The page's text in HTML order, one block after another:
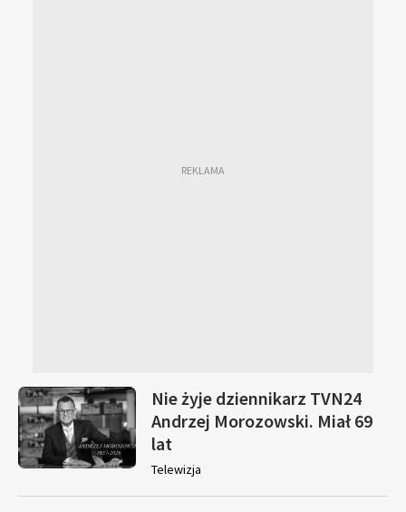
Nie żyje dziennikarz TVN24
Andrzej Morozowski. Miał 69
lat
Telewizja